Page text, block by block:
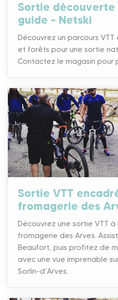
Sortie découverte
guide – Netski
Découvrez un parcours
et forêts pour une sortie
Contactez le magasin pour
Sortie VTT
fromagerie des
Découvrez une sortie VTT
fromagerie des Arves.
Beaufort, puis profitez de
avec une vue imprenable
Sorlin-d’Arves.